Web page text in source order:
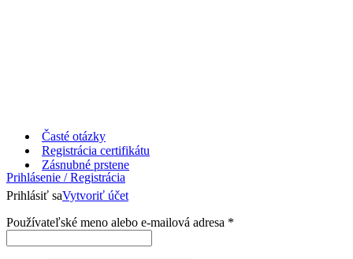
Časté otázky
Registrácia certifikátu
Prihlásenie / Registrácia
Prihlásiť saVytvoriť účet
Používateľské meno alebo e-mailová adresa *
Zásnubné prstene